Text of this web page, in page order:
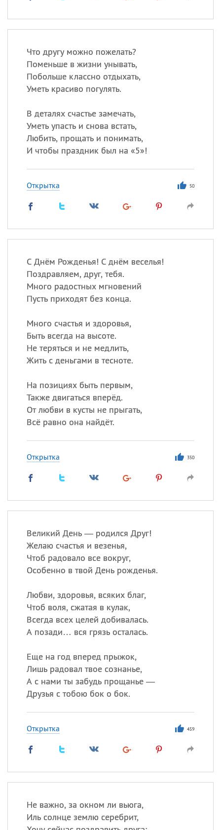
Что другу можно пожелать?
Поменьше в жизни унывать,
Побольше классно отдыхать,
Уметь красиво погулять.
В деталях счастье замечать,
Уметь упасть и снова встать,
Любить, прощать и понимать,
И чтобы праздник был на «5»!
Открытка 50
С Днём Рожденья! С днём веселья!
Поздравляем, друг, тебя.
Много радостных мгновений
Пусть приходят без конца.
Много счастья и здоровья,
Быть всегда на высоте.
Не теряться и не медлить,
Жить с деньгами в тесноте.
На позициях быть первым,
Также двигаться вперёд.
От любви в кусты не прыгать,
Всё равно она найдёт.
Открытка 350
Великий День — родился Друг!
Желаю счастья и везенья,
Чтоб радовало все вокруг,
Особенно в твой День рожденья.
Любви, здоровья, всяких благ,
Чтоб воля, сжатая в кулак,
Всегда всех целей добивалась.
А позади… вся грязь осталась.
Еще на год вперед прыжок,
Лишь радовал твое сознанье,
А с нами ты забудь прощанье —
Друзья с тобою бок о бок.
Открытка 459
Не важно, за окном ли вьюга,
Иль солнце землю серебрит,